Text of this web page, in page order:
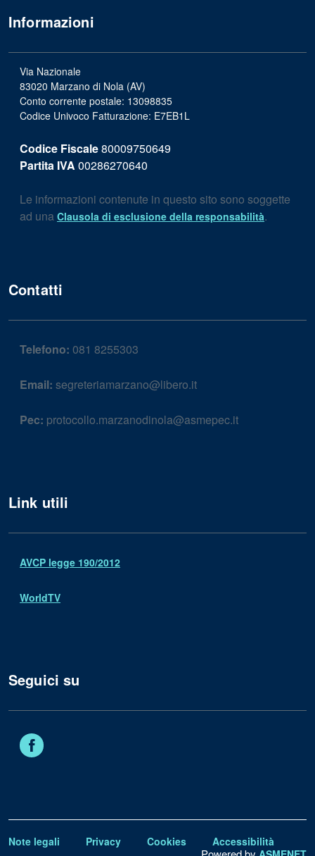
Informazioni
Via Nazionale
83020 Marzano di Nola (AV)
Conto corrente postale: 13098835
Codice Univoco Fatturazione: E7EB1L
Codice Fiscale80009750649
Partita IVA 00286270640
Le informazioni contenute in questo sito sono soggette
ad una Clausola di esclusione della responsabilità.
Contatti
Telefono: 081 8255303
Email: segreteriamarzano@libero.it
Pec: protocollo.marzanodinola@asmepec.it
Link utili
AVCP legge 190/2012
WorldTV
Seguici su
Note legali Privacy Cookies Accessibilità